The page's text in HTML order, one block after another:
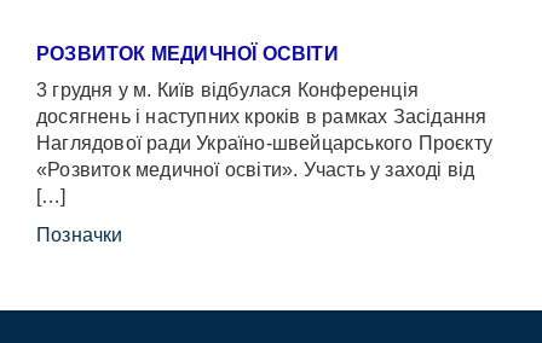
РОЗВИТОК МЕДИЧНОЇ ОСВІТИ
3 грудня у м. Київ відбулася Конференція
досягнень і наступних кроків в рамках Засідання
Наглядової ради Україно-швейцарського Проєкту
«Розвиток медичної освіти». Участь у заході від
[…]
Позначки